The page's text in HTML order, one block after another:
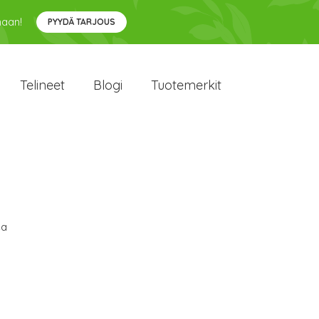
PYYDÄ TARJOUS
Telineet Blogi Tuotemerkit